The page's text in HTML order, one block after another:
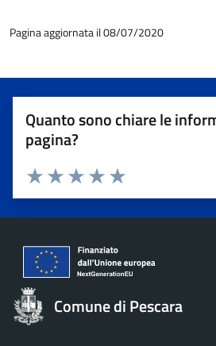
Pagina aggiornata il 08/07/2020
Quanto sono chiare le
pagina?
Valuta 5 stelle su 5
Valuta 4 stelle su 5
Valuta 3 stelle su 5
Valuta 2 stelle su 5
Valuta 1 stelle su 5
Comune di Pescara